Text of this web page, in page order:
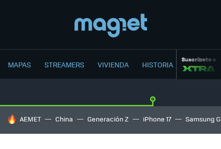
MAPAS STREAMERS VIVIENDA HISTORIA Suscríbete a
HOY SE HABLA DE
AEMET China Generación Z iPhone 17 Samsung